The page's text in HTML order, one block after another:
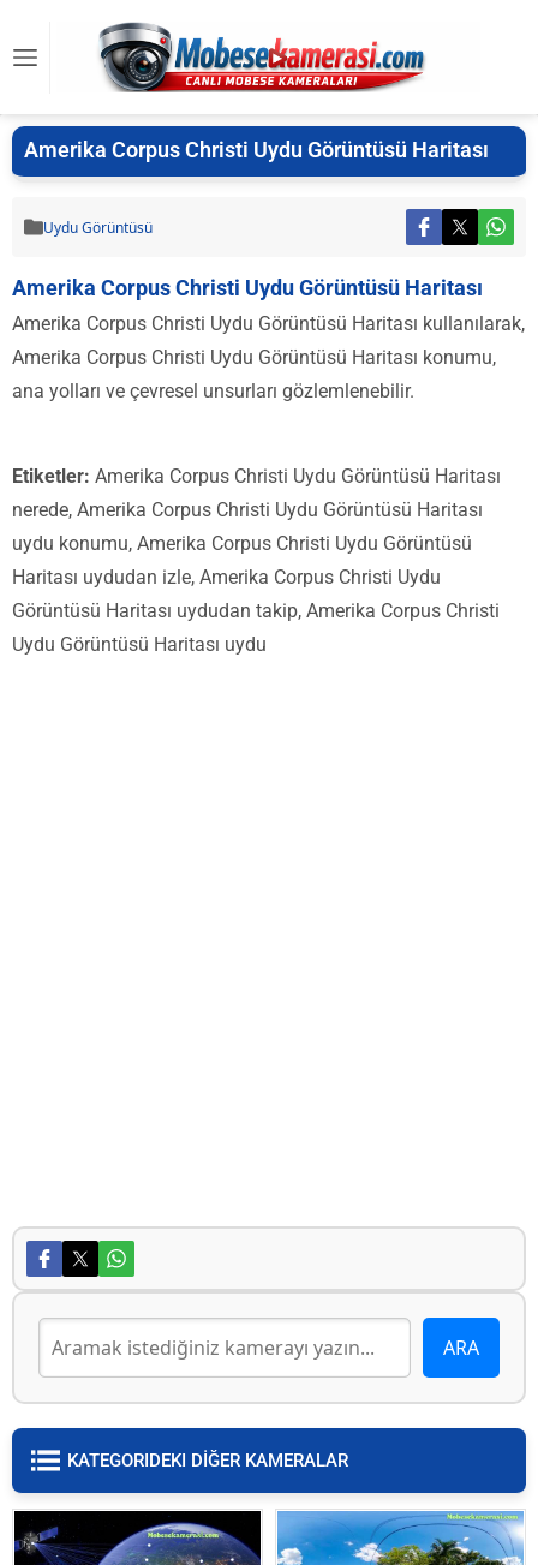
Amerika Corpus Christi Uydu Görüntüsü Haritası
Uydu Görüntüsü
Amerika Corpus Christi Uydu Görüntüsü Haritası
Amerika Corpus Christi Uydu Görüntüsü Haritası kullanılarak,
Amerika Corpus Christi Uydu Görüntüsü Haritası konumu,
ana yolları ve çevresel unsurları gözlemlenebilir.
Etiketler: Amerika Corpus Christi Uydu Görüntüsü Haritası
nerede, Amerika Corpus Christi Uydu Görüntüsü Haritası
uydu konumu, Amerika Corpus Christi Uydu Görüntüsü
Haritası uydudan izle, Amerika Corpus Christi Uydu
Görüntüsü Haritası uydudan takip, Amerika Corpus Christi
Uydu Görüntüsü Haritası uydu
KATEGORIDEKI DİĞER KAMERALAR